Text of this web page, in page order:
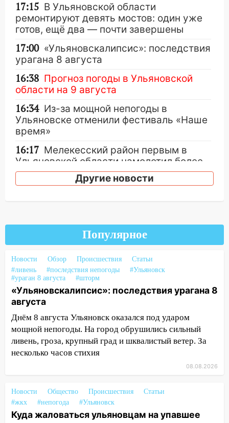
17:15 В Ульяновской области
ремонтируют девять мостов: один уже
готов, ещё два — почти завершены
17:00 «Ульяновскалипсис»: последствия
урагана 8 августа
16:38 Прогноз погоды в Ульяновской
области на 9 августа
16:34 Из-за мощной непогоды в
Ульяновске отменили фестиваль «Наше
время»
16:17 Мелекесский район первым в
Ульяновской области намолотил более
100 тысяч тонн зерна
Фоторепортаж с улиц Ульяновска
после шторма: поваленные деревья и
затопленные улицы
14:28 Ураган вырвал остановку на улице
Деева в Заволжье
14:26 Жители Ульяновска сами
пытаются расчистить ливнёвки, не
дождавшись коммунальщиков
14:16 Шторм продолжает ломать город:
на улице Любови Шевцовой рухнул
14:14
Студента из Ульяновска обманули
мошенники под видом преподавателя
14:12 Куда жаловаться ульяновцам на
Другие новости
Популярное
Новости Обзор Происшествия
Статьи
#ливень
#последствия непогоды
#Ульяновск
#ураган 8 августа
#шторм
«Ульяновскалипсис»: последствия урагана 8
августа
Днём 8 августа Ульяновск оказался под ударом
мощной непогоды. На город обрушились сильный
ливень, гроза, крупный град и шквалистый ветер. За
несколько часов стихия
08.08.2026
Новости Общество Происшествия
Статьи
#жкх
#непогода #Ульяновск
Куда жаловаться ульяновцам на упавшее